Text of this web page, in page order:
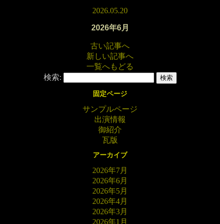
2026.05.20
2026年6月
古い記事へ
新しい記事へ
一覧へもどる
検索:
固定ページ
サンプルページ
出演情報
御紹介
瓦版
アーカイブ
2026年7月
2026年6月
2026年5月
2026年4月
2026年3月
2026年1月